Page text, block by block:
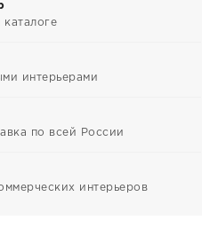
интерьерами
по всей России
интерьеров